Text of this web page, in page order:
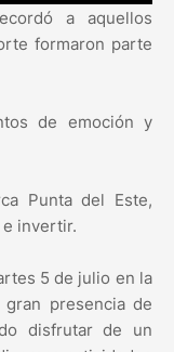
a aquellos
formaron parte
de emoción y
Punta del Este,
invertir.
5 de julio en la
presencia de
disfrutar de un